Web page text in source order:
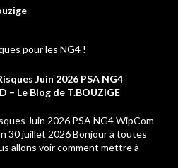
pour les NG4 !
Juin 2026 PSA NG4
– Le Blog de T.BOUZIGE
Juin 2026 PSA NG4 WipCom
30 juillet 2026 Bonjour à toutes
allons voir comment mettre à